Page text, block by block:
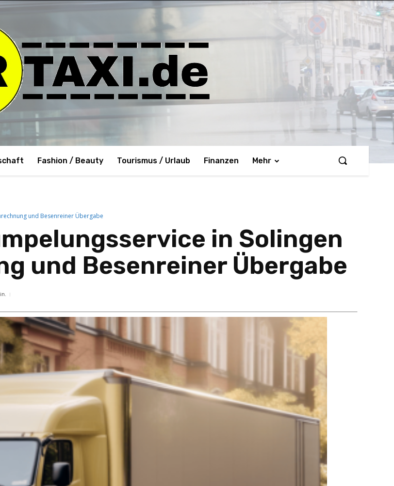
Fashion / Beauty Tourismus / Urlaub Finanzen Mehr
und Besenreiner Übergabe
in Solingen
und Besenreiner Übergabe